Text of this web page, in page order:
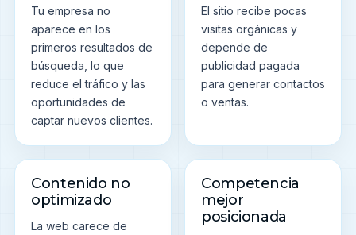
Tu empresa no
aparece en los
primeros resultados de
búsqueda, lo que
reduce el tráfico y las
oportunidades de
captar nuevos clientes.
El sitio recibe pocas
visitas orgánicas y
depende de
publicidad pagada
para generar contactos
o ventas.
Contenido no
optimizado
La web carece de
Competencia
mejor
posicionada